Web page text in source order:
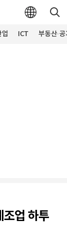
업 ICT 부동산·
업 하투